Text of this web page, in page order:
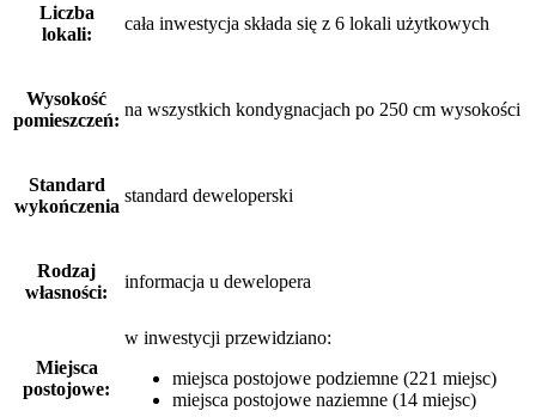
Liczba
lokali:
cała inwestycja składa się z 6 lokali użytkowych
Wysokość
pomieszczeń:
na wszystkich kondygnacjach po 250 cm wysokości
Standard
wykończenia
standard deweloperski
Rodzaj
własności:
informacja u dewelopera
Miejsca
postojowe:
w inwestycji przewidziano:
miejsca postojowe podziemne (221 miejsc)
miejsca postojowe naziemne (14 miejsc)